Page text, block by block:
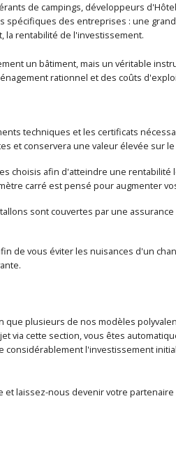
de campings, développeurs
des entreprises : une
la rentabilité de l'investissement.
un bâtiment, mais un véritable
rationnel et des coûts
techniques et les certificats
et conservera une valeur élevée sur
choisis afin d'atteindre une rentabilité
carré est pensé pour augmenter
sont couvertes par une
de vous éviter les nuisances d'un
plusieurs de nos modèles
via cette section, vous êtes
l'investissement
laissez-nous devenir votre